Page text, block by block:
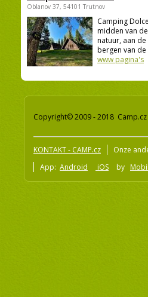
Oblanov 37, 54101 Trutnov
Camping
midden van
natuur, aan
bergen van de
www pagina's
Copyright© 2009 - 2018
KONTAKT - CAMP.cz Onze
App: Android iOS by